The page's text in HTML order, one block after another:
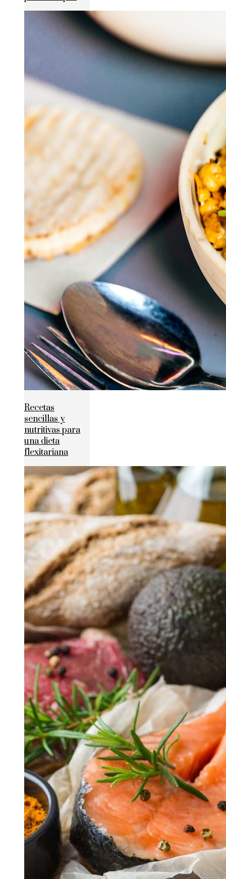
Recetas
sencillas y
nutritivas para
una dieta
flexitariana